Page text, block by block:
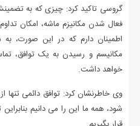
گروسی تاکید کرد: چیزی که به
فعال شدن مکانیزم ماشه، امکان تداوم
اطمینان دارم که در این صورت،
مکانیسم و رسیدن به یک توافق،
خواهد داشت.
وی خاطرنشان کرد: توافق دائمی
شود، همه ما این را می دانیم